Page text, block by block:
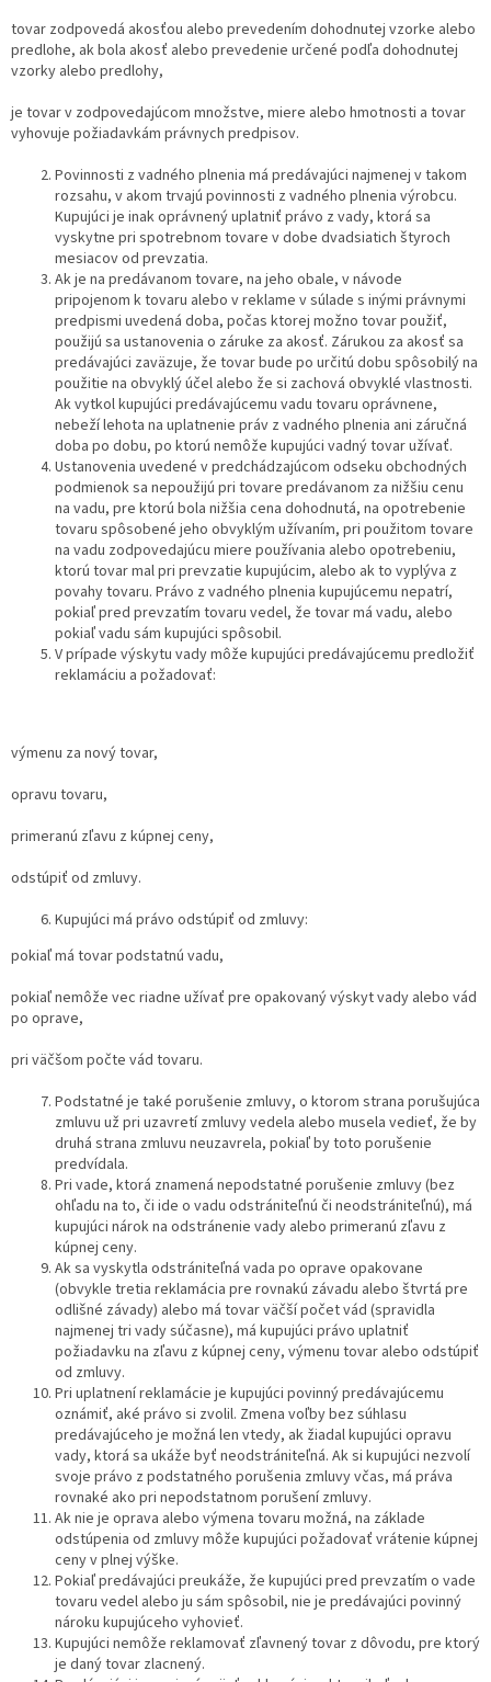
tovar zodpovedá akosťou alebo prevedením dohodnutej vzorke alebo
predlohe, ak bola akosť alebo prevedenie určené podľa dohodnutej
vzorky alebo predlohy,
je tovar v zodpovedajúcom množstve, miere alebo hmotnosti a tovar
vyhovuje požiadavkám právnych predpisov.
Povinnosti z vadného plnenia má predávajúci najmenej v takom
rozsahu, v akom trvajú povinnosti z vadného plnenia výrobcu.
Kupujúci je inak oprávnený uplatniť právo z vady, ktorá sa
vyskytne pri spotrebnom tovare v dobe dvadsiatich štyroch
mesiacov od prevzatia.
Ak je na predávanom tovare, na jeho obale, v návode
pripojenom k tovaru alebo v reklame v súlade s inými právnymi
predpismi uvedená doba, počas ktorej možno tovar použiť,
použijú sa ustanovenia o záruke za akosť. Zárukou za akosť sa
predávajúci zaväzuje, že tovar bude po určitú dobu spôsobilý na
použitie na obvyklý účel alebo že si zachová obvyklé vlastnosti.
Ak vytkol kupujúci predávajúcemu vadu tovaru oprávnene,
nebeží lehota na uplatnenie práv z vadného plnenia ani záručná
doba po dobu, po ktorú nemôže kupujúci vadný tovar užívať.
Ustanovenia uvedené v predchádzajúcom odseku obchodných
podmienok sa nepoužijú pri tovare predávanom za nižšiu cenu
na vadu, pre ktorú bola nižšia cena dohodnutá, na opotrebenie
tovaru spôsobené jeho obvyklým užívaním, pri použitom tovare
na vadu zodpovedajúcu miere používania alebo opotrebeniu,
ktorú tovar mal pri prevzatie kupujúcim, alebo ak to vyplýva z
povahy tovaru. Právo z vadného plnenia kupujúcemu nepatrí,
pokiaľ pred prevzatím tovaru vedel, že tovar má vadu, alebo
pokiaľ vadu sám kupujúci spôsobil.
V prípade výskytu vady môže kupujúci predávajúcemu predložiť
reklamáciu a požadovať:
výmenu za nový tovar,
opravu tovaru,
primeranú zľavu z kúpnej ceny,
odstúpiť od zmluvy.
Kupujúci má právo odstúpiť od zmluvy:
pokiaľ má tovar podstatnú vadu,
pokiaľ nemôže vec riadne užívať pre opakovaný výskyt vady alebo vád
po oprave,
pri väčšom počte vád tovaru.
Podstatné je také porušenie zmluvy, o ktorom strana porušujúca
zmluvu už pri uzavretí zmluvy vedela alebo musela vedieť, že by
druhá strana zmluvu neuzavrela, pokiaľ by toto porušenie
predvídala.
Pri vade, ktorá znamená nepodstatné porušenie zmluvy (bez
ohľadu na to, či ide o vadu odstrániteľnú či neodstrániteľnú), má
kupujúci nárok na odstránenie vady alebo primeranú zľavu z
kúpnej ceny.
Ak sa vyskytla odstrániteľná vada po oprave opakovane
(obvykle tretia reklamácia pre rovnakú závadu alebo štvrtá pre
odlišné závady) alebo má tovar väčší počet vád (spravidla
najmenej tri vady súčasne), má kupujúci právo uplatniť
požiadavku na zľavu z kúpnej ceny, výmenu tovar alebo odstúpiť
od zmluvy.
Pri uplatnení reklamácie je kupujúci povinný predávajúcemu
oznámiť, aké právo si zvolil. Zmena voľby bez súhlasu
predávajúceho je možná len vtedy, ak žiadal kupujúci opravu
vady, ktorá sa ukáže byť neodstrániteľná. Ak si kupujúci nezvolí
svoje právo z podstatného porušenia zmluvy včas, má práva
rovnaké ako pri nepodstatnom porušení zmluvy.
Ak nie je oprava alebo výmena tovaru možná, na základe
odstúpenia od zmluvy môže kupujúci požadovať vrátenie kúpnej
ceny v plnej výške.
Pokiaľ predávajúci preukáže, že kupujúci pred prevzatím o vade
tovaru vedel alebo ju sám spôsobil, nie je predávajúci povinný
nároku kupujúceho vyhovieť.
Kupujúci nemôže reklamovať zľavnený tovar z dôvodu, pre ktorý
je daný tovar zlacnený.